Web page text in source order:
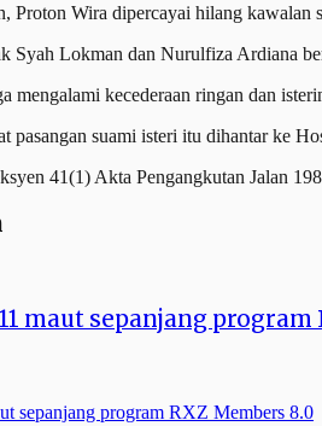
Proton Wira dipercayai hilang kawalan
Syah Lokman dan Nurulfiza Ardiana
mengalami kecederaan ringan dan
pasangan suami isteri itu dihantar ke
41(1) Akta Pengangkutan Jalan
maut sepanjang program